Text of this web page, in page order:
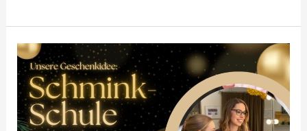
Unser
Geschenktip
–
Schminkschule